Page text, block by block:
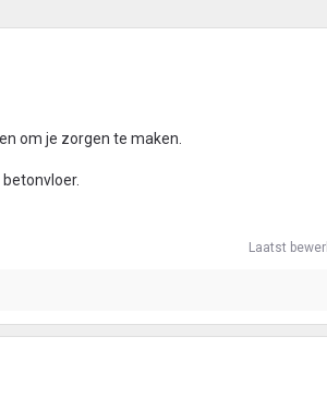
om je zorgen te maken.
Laatst